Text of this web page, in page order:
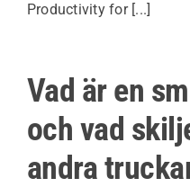
Productivity for [...]
Vad är en
och vad
andra